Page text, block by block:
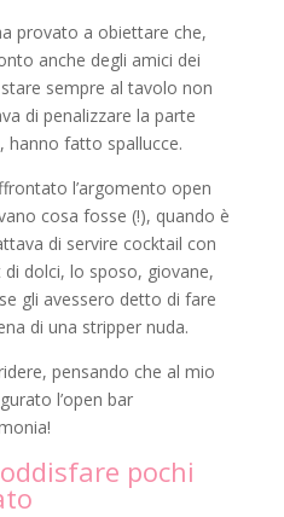
provato a obiettare che,
anche degli amici dei
sempre al tavolo non
di penalizzare la parte
hanno fatto spallucce.
l’argomento open
cosa fosse (!), quando è
di servire cocktail con
dolci, lo sposo, giovane,
gli avessero detto di fare
di una stripper nuda.
pensando che al mio
l’open bar
pochi